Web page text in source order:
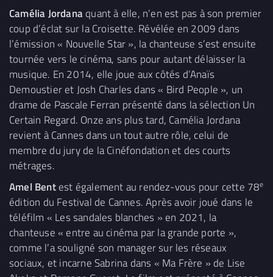
Camélia Jordana quant à elle, n’en est pas à son premier
coup d’éclat sur la Croisette. Révélée en 2009 dans
l’émission « Nouvelle Star », la chanteuse s’est ensuite
tournée vers le cinéma, sans pour autant délaisser la
musique. En 2014, elle joue aux côtés d’Anaïs
Demoustier et Josh Charles dans « Bird People », un
drame de Pascale Ferran présenté dans la sélection Un
Certain Regard. Onze ans plus tard, Camélia Jordana
revient à Cannes dans un tout autre rôle, celui de
membre du jury de la Cinéfondation et des courts
métrages.
Amel Bentest également au rendez-vous pour cette 78e
édition du Festival de Cannes. Après avoir joué dans le
téléfilm « Les sandales blanches » en 2021, la
chanteuse « entre au cinéma par la grande porte »,
comme l’a souligné son manager sur les réseaux
sociaux, et incarne Sabrina dans « Ma Frère » de Lise